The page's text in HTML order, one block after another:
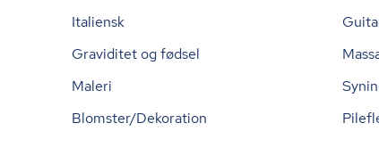
Italiensk
Graviditet og fødsel
Maleri
Blomster/Dekoration